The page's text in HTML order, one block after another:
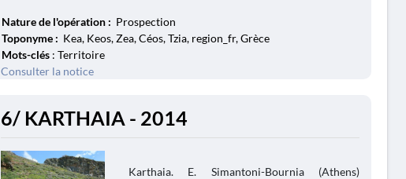
Nature de l'opération : Prospection
Toponyme : Kea, Keos, Zea, Céos, Tzia, region_fr, Grèce
Mots-clés : Territoire
Consulter la notice
6/ KARTHAIA - 2014
Karthaia. E. Simantoni-Bournia (Athens)